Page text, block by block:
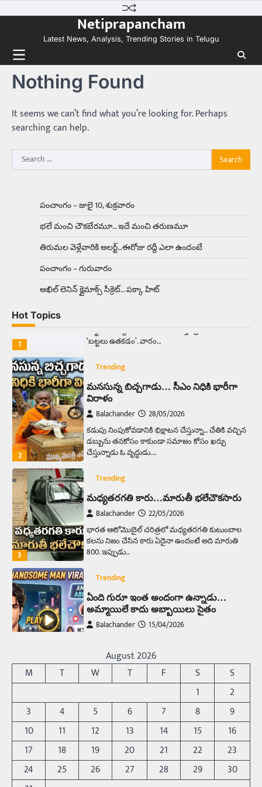
to
Netiprapancham
Latest News, Analysis, Trending Stories in Telugu
Nothing Found
It seems we can’t find what you’re looking for. Perhaps
searching can help.
Search
for:
పంచాంగం – జులై 10, శుక్రవారం
భలే మంచి చౌకబేరమూ… ఇదే మంచి తరుణమూ
తిరుమల వెళ్లేవారికి అలర్ట్‌…ఈరోజు రద్దీ ఎలా ఉందంటే
పంచాంగం – గురువారం
అఖిల్‌ లెనిన్ క్లైమాక్స్‌ సీక్రెట్‌… పక్కా హిట్‌
Hot Topics
కలను నిజం చేసిన కారు ఏదైనా ఉందంటే అది మారుతి
800. ఇప్పుడు…
4
Trending
ఏంది గురూ ఇంత అందంగా ఉన్నాడు…
అమ్మాయిలే కాదు అబ్బాయిలు సైతం
Balachander
అందమైన అమ్మాయిని పుత్తడి బొమ్మఅని లేదా బాపూ
బోమ్మ అని పిలుస్తాం. స్పెయిన్‌ అమ్మాయిలు చాలా
అందంగా ఉంటారనే నానుడి…
Balachander
ఉత్తర ప్రదేశ్‌లోని ఝాన్సీ జిల్లాలో ఒక వింతైన రోడ్డు
ప్రమాదం చోటుచేసుకుంది. ఝాన్సీ–కాన్పూర్ జాతీయ
రహదారిపై వేల సంఖ్యలో బీరు…
1
Trending
అక్కడ ఆదివారం బట్టలు ఉతికితే…జైలుకే
సాఫ్ట్‌వేర్ ఉద్యోగి వరకు అందరికీ గుర్తొచ్చే మొదటి పని
‘బట్టలు ఉతకడం’. వారం…
2
Trending
మనసున్న బిచ్చగాడు… సీఎం నిధికి భారీగా
విరాళం
Balachander 28/05/2026
కడుపు నింపుకోవడానికి భిక్షాటన చేస్తున్నా… చేతికి వచ్చిన
డబ్బును తనకోసం కాకుండా సమాజం కోసం ఖర్చు
చేస్తున్నాడు ఓ వృద్ధుడు.…
3
Trending
మధ్యతరగతి కారు…మారుతీ భలేచౌకసారు
Balachander 22/05/2026
భారత ఆటోమొబైల్ చరిత్రలో మధ్యతరగతి కుటుంబాల
కలను నిజం చేసిన కారు ఏదైనా ఉందంటే అది మారుతి
800. ఇప్పుడు…
4
Trending
ఏంది గురూ ఇంత అందంగా ఉన్నాడు…
అమ్మాయిలే కాదు అబ్బాయిలు సైతం
Balachander 15/04/2026
బోమ్మ అని పిలుస్తాం. స్పెయిన్‌ అమ్మాయిలు చాలా
అందంగా ఉంటారనే నానుడి…
5
రోడ్డుపై ఏరులై పారిన బీర్లు… ఘాటుతో
మండుతున్న నోర్లు
Balachander 15/04/2026
ఉత్తర ప్రదేశ్‌లోని ఝాన్సీ జిల్లాలో ఒక వింతైన రోడ్డు
ప్రమాదం చోటుచేసుకుంది. ఝాన్సీ–కాన్పూర్ జాతీయ
రహదారిపై వేల సంఖ్యలో బీరు…
August 2026
M
T W T F S
S
1
2
3
4 5 6 7 8
9
10
11 12 13 14 15
16
17
18 19 20 21 22
23
24
25 26 27 28 29
30